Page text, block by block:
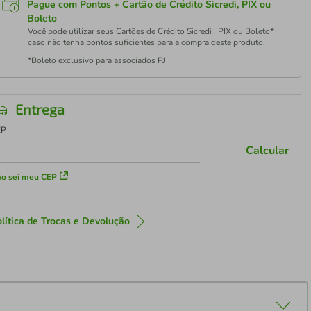
Pague com Pontos + Cartão de Crédito Sicredi, PIX ou
Boleto
Você pode utilizar seus Cartões de Crédito Sicredi , PIX ou Boleto*
caso não tenha pontos suficientes para a compra deste produto.
*Boleto exclusivo para associados PJ
Entrega
sei meu CEP
Calcular
de Trocas e Devolução